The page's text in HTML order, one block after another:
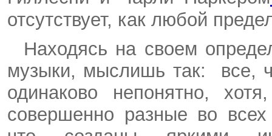
отсутствует, как любой
Находясь на своем
музыки, мыслишь так:
все,
одинаково непонятно,
совершенно разные во